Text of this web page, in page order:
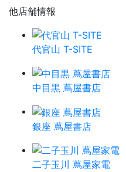
他店舗情報
代官山 T-SITE
中目黒 蔦屋書店
銀座 蔦屋書店
二子玉川 蔦屋家電